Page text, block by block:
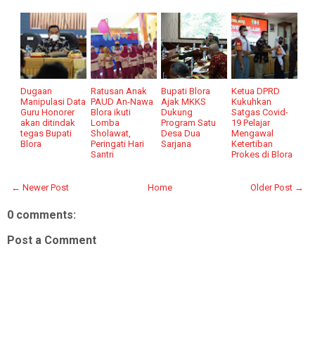
Dugaan
Manipulasi Data
Guru Honorer
akan ditindak
tegas Bupati
Blora
Ratusan Anak
PAUD An-Nawa
Blora ikuti
Lomba
Sholawat,
Peringati Hari
Santri
Bupati Blora
Ajak MKKS
Dukung
Program Satu
Desa Dua
Sarjana
Ketua DPRD
Kukuhkan
Satgas Covid-
19 Pelajar
Mengawal
Ketertiban
Prokes di Blora
← Newer Post Older Post →
Home
0 comments:
Post a Comment